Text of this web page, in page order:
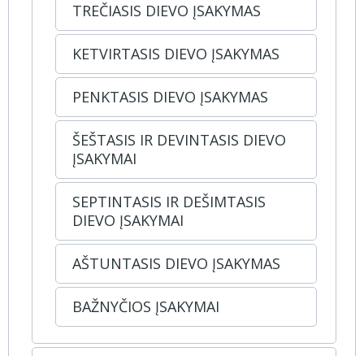
TREČIASIS DIEVO ĮSAKYMAS
KETVIRTASIS DIEVO ĮSAKYMAS
PENKTASIS DIEVO ĮSAKYMAS
ŠEŠTASIS IR DEVINTASIS DIEVO
ĮSAKYMAI
SEPTINTASIS IR DEŠIMTASIS
DIEVO ĮSAKYMAI
AŠTUNTASIS DIEVO ĮSAKYMAS
BAŽNYČIOS ĮSAKYMAI